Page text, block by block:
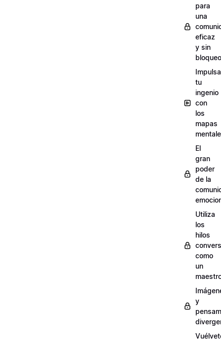
para
una
eficaz
y sin
Impulsa
tu
ingenio
con
los
mapas
El
gran
poder
de la
Utiliza
los
hilos
como
un
y